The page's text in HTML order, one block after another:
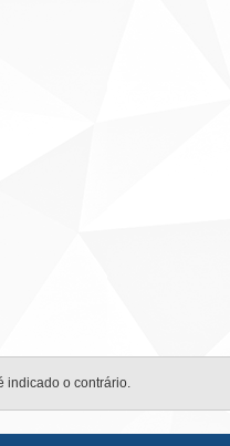
indicado o contrário.